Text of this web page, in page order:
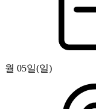
월 05일(일)